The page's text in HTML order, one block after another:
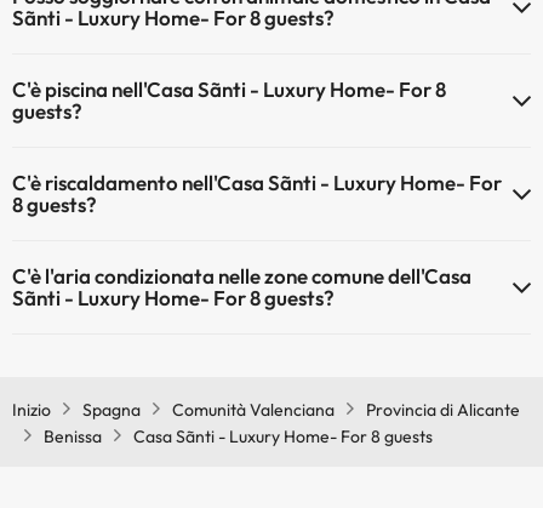
Sãnti - Luxury Home- For 8 guests?
guests.
C'è piscina nell'Casa Sãnti - Luxury Home- For 8
guests?
Qui potete trovare maggiori informazioni sulla piscina e sulle altri
installazioni.
Piscina all'aperto (tutta la stagione)
C'è riscaldamento nell'Casa Sãnti - Luxury Home- For
8 guests?
riscaldamento nelle aree comuni
C'è l'aria condizionata nelle zone comune dell'Casa
Sãnti - Luxury Home- For 8 guests?
Inizio
Spagna Comunità Valenciana
Provincia di Alicante
Benissa
Casa Sãnti - Luxury Home- For 8 guests